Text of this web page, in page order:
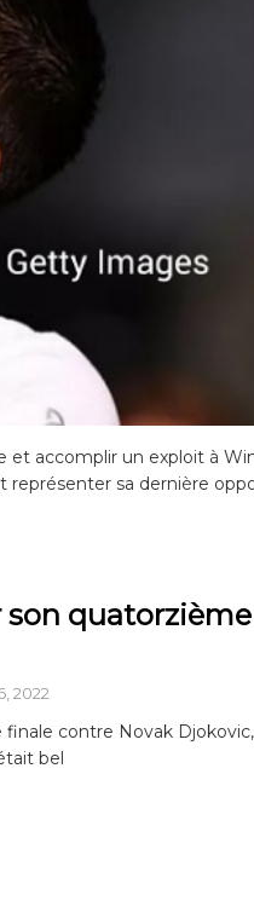
et accomplir un exploit à
représenter sa dernière
son
2022
contre Novak
bel